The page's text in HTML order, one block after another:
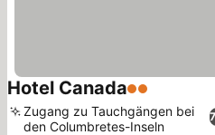
Hotel Canada2 Sterne
Zugang zu Tauchgängen bei
den Columbretes-Inseln